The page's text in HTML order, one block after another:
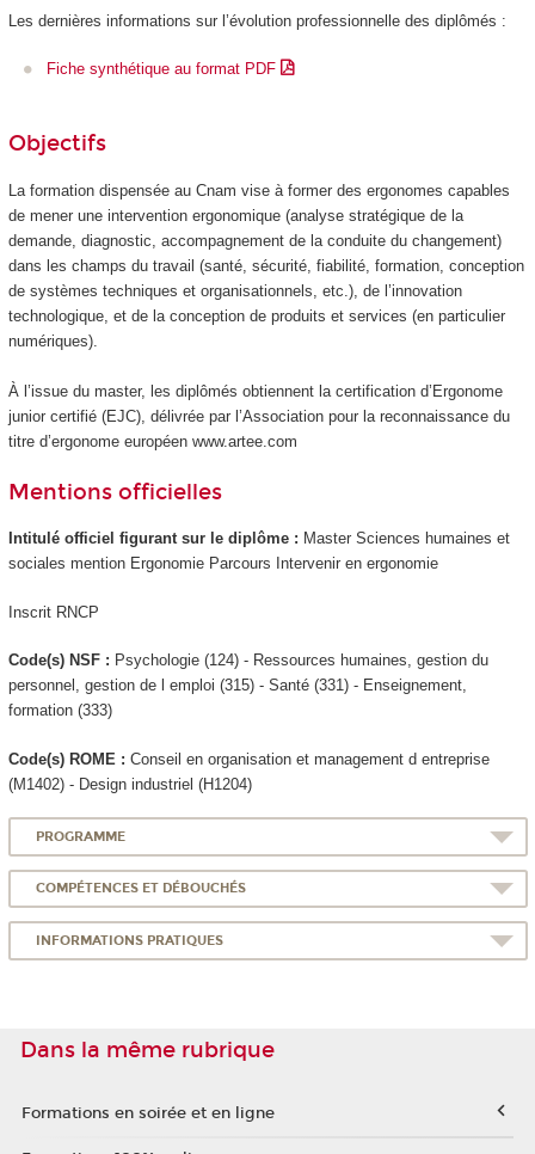
Les dernières informations sur l’évolution professionnelle des diplômés :
Fiche synthétique au format PDF
Objectifs
La formation dispensée au Cnam vise à former des ergonomes capables
de mener une intervention ergonomique (analyse stratégique de la
demande, diagnostic, accompagnement de la conduite du changement)
dans les champs du travail (santé, sécurité, fiabilité, formation, conception
de systèmes techniques et organisationnels, etc.), de l’innovation
technologique, et de la conception de produits et services (en particulier
numériques).
À l’issue du master, les diplômés obtiennent la certification d’Ergonome
junior certifié (EJC), délivrée par l’Association pour la reconnaissance du
titre d’ergonome européen www.artee.com
Mentions officielles
Intitulé officiel figurant sur le diplôme : Master Sciences humaines et
sociales mention Ergonomie Parcours Intervenir en ergonomie
Inscrit RNCP
Code(s) NSF : Psychologie (124) - Ressources humaines, gestion du
personnel, gestion de l emploi (315) - Santé (331) - Enseignement,
formation (333)
Code(s) ROME : Conseil en organisation et management d entreprise
(M1402) - Design industriel (H1204)
PROGRAMME
COMPÉTENCES ET DÉBOUCHÉS
INFORMATIONS PRATIQUES
Dans la même rubrique
Formations en soirée et en ligne